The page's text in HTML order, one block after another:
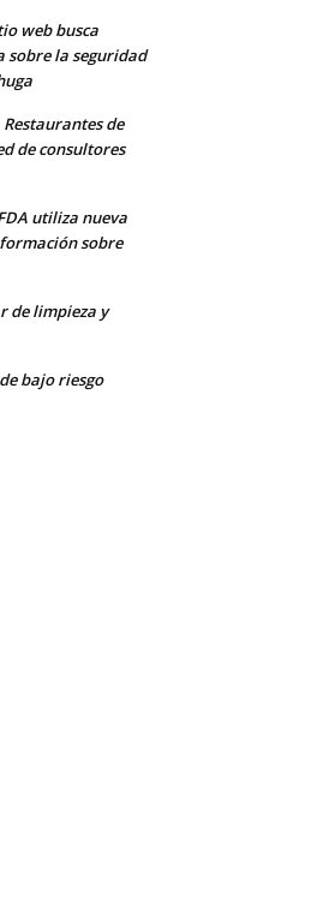
web busca
la seguridad
Restaurantes de
de consultores
utiliza nueva
sobre
de limpieza y
bajo riesgo